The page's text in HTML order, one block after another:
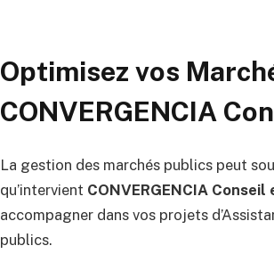
Optimisez vos
CONVERGENCIA
La gestion des marchés publics peut
qu’intervient CONVERGENCIA
accompagner dans vos projets
publics.